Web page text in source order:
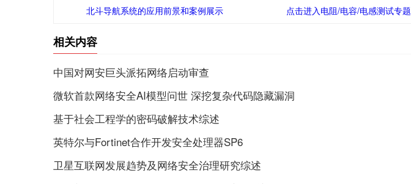
北斗导航系统的应用前景和案例展示
点击进入电阻/电容/电感测试专题
相关内容
中国对网安巨头派拓网络启动审查
微软首款网络安全AI模型问世 深挖复杂代码隐藏漏洞
基于社会工程学的密码破解技术综述
英特尔与Fortinet合作开发安全处理器SP6
卫星互联网发展趋势及网络安全治理研究综述